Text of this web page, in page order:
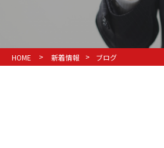
HOME > 新着情報 > ブログ